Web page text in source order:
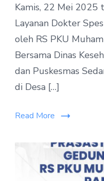
Kamis, 22 Mei 2025
Layanan Dokter
oleh RS PKU
Bersama Dinas
dan Puskesmas
di Desa […]
Read More